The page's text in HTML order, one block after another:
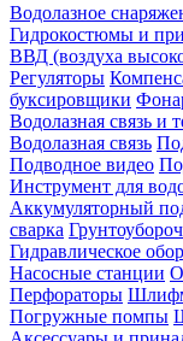
Водолазное
Гидрокостюмы и
ВВД (воздуха
Регуляторы
буксировщики
Водолазная связь и
Водолазная связь
Подводное видео
Инструмент для
Аккумуляторный
сварка
Гидравлическое
Насосные станции
Перфораторы
Погружные помпы